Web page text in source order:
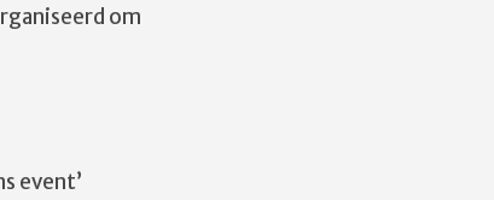
om
event’